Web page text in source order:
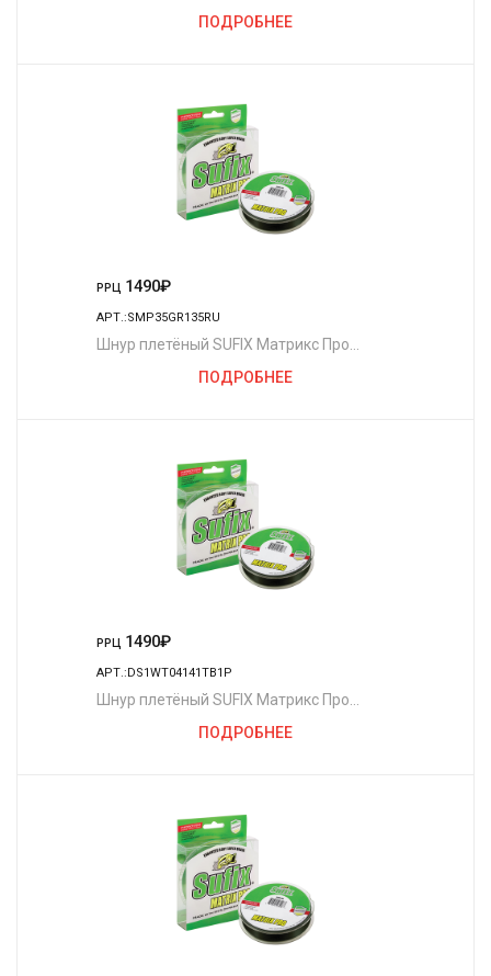
ПОДРОБНЕЕ
РРЦ 1490₽
АРТ.:SMP35GR135RU
Шнур плетёный SUFIX Матрикс Про
ПОДРОБНЕЕ
РРЦ 1490₽
АРТ.:DS1WT04141TB1P
Шнур плетёный SUFIX Матрикс Про
ПОДРОБНЕЕ